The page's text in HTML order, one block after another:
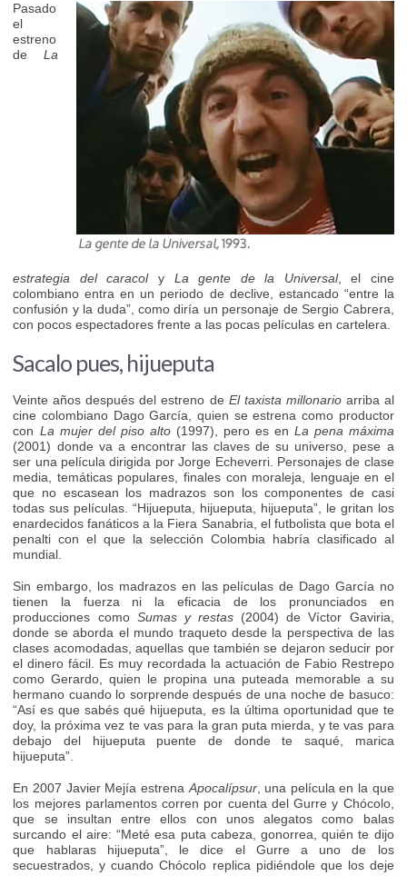
Pasado
el
estreno
de La
estrategia del caracoly La gente de la Universal, el cine
colombiano entra en un periodo de declive, estancado “entre la
confusión y la duda”, como diría un personaje de Sergio Cabrera,
con pocos espectadores frente a las pocas películas en cartelera.
Sacalo pues, hijueputa
Veinte años después del estreno de El taxista millonarioarriba al
cine colombiano Dago García, quien se estrena como productor
con La mujer del piso alto(1997), pero es en La pena máxima
(2001) donde va a encontrar las claves de su universo, pese a
ser una película dirigida por Jorge Echeverri. Personajes de clase
media, temáticas populares, finales con moraleja, lenguaje en el
que no escasean los madrazos son los componentes de casi
todas sus películas. “Hijueputa, hijueputa, hijueputa”, le gritan los
enardecidos fanáticos a la Fiera Sanabria, el futbolista que bota el
penalti con el que la selección Colombia habría clasificado al
mundial.
Sin embargo, los madrazos en las películas de Dago García no
tienen la fuerza ni la eficacia de los pronunciados en
producciones como Sumas y restas (2004) de Víctor Gaviria,
donde se aborda el mundo traqueto desde la perspectiva de las
clases acomodadas, aquellas que también se dejaron seducir por
el dinero fácil. Es muy recordada la actuación de Fabio Restrepo
como Gerardo, quien le propina una puteada memorable a su
hermano cuando lo sorprende después de una noche de basuco:
“Así es que sabés qué hijueputa, es la última oportunidad que te
doy, la próxima vez te vas para la gran puta mierda, y te vas para
debajo del hijueputa puente de donde te saqué, marica
hijueputa”.
En 2007 Javier Mejía estrena Apocalípsur, una película en la que
los mejores parlamentos corren por cuenta del Gurre y Chócolo,
que se insultan entre ellos con unos alegatos como balas
surcando el aire: “Meté esa puta cabeza, gonorrea, quién te dijo
que hablaras hijueputa”, le dice el Gurre a uno de los
secuestrados, y cuando Chócolo replica pidiéndole que los deje